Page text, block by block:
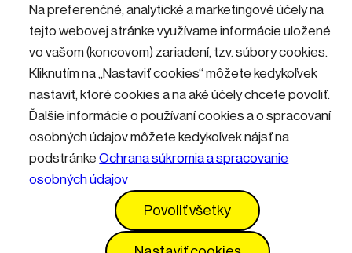
Na preferenčné, analytické a marketingové účely na
tejto webovej stránke využívame informácie uložené
vo vašom (koncovom) zariadení, tzv. súbory cookies.
Kliknutím na „Nastaviť cookies“ môžete kedykoľvek
nastaviť, ktoré cookies a na aké účely chcete povoliť.
Ďalšie informácie o používaní cookies a o spracovaní
osobných údajov môžete kedykoľvek nájsť na
podstránkeOchrana súkromia a spracovanie
osobných údajov
Povoliť všetky
Vyhlásenie o prístupnosti Služby Cenník
Nastavenia cookies